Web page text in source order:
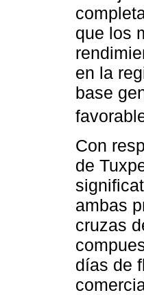
que los
en la
base
Con
de
ambas
cruzas
días de